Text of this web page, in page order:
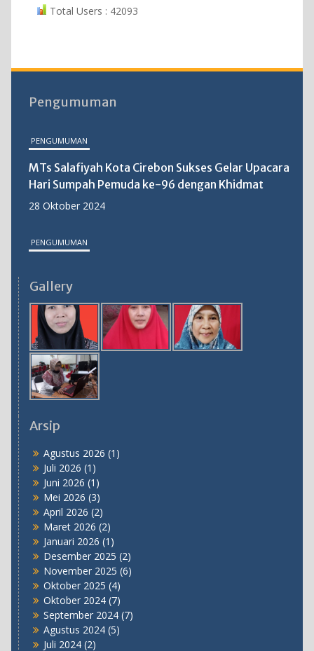
Total Users : 42093
Pengumuman
PENGUMUMAN
MTs Salafiyah Kota Cirebon Sukses Gelar Upacara
Hari Sumpah Pemuda ke-96 dengan Khidmat
28 Oktober 2024
PENGUMUMAN
Langkah Strategis Tingkatkan Mutu Pendidikan
31 Oktober 2025
Gallery
Arsip
Agustus 2026 (1)
Juli 2026 (1)
Juni 2026 (1)
Mei 2026 (3)
April 2026 (2)
Maret 2026 (2)
Januari 2026 (1)
Desember 2025 (2)
November 2025 (6)
Oktober 2025 (4)
Oktober 2024(7)
September 2024(7)
Agustus 2024(5)
Juli 2024(2)